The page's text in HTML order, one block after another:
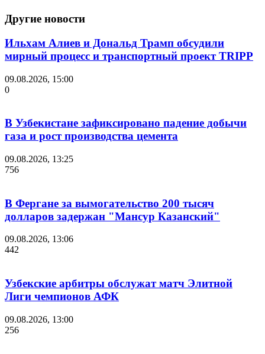
Другие новости
Ильхам Алиев и Дональд Трамп обсудили
мирный процесс и транспортный проект TRIPP
09.08.2026, 15:00
0
В Узбекистане зафиксировано падение добычи
газа и рост производства цемента
09.08.2026, 13:25
756
В Фергане за вымогательство 200 тысяч
долларов задержан "Мансур Казанский"
09.08.2026, 13:06
442
Узбекские арбитры обслужат матч Элитной
Лиги чемпионов АФК
09.08.2026, 13:00
256